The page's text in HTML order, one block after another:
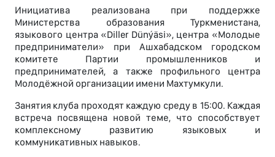
Инициатива реализована при поддержке
Министерства образования Туркменистана,
языкового центра «Diller Dünýäsi», центра «Молодые
предприниматели» при Ашхабадском городском
комитете Партии промышленников и
предпринимателей, а также профильного центра
Молодёжной организации имени Махтумкули.
Занятия клуба проходят каждую среду в 15:00. Каждая
встреча посвящена новой теме, что способствует
комплексному развитию языковых и
коммуникативных навыков.